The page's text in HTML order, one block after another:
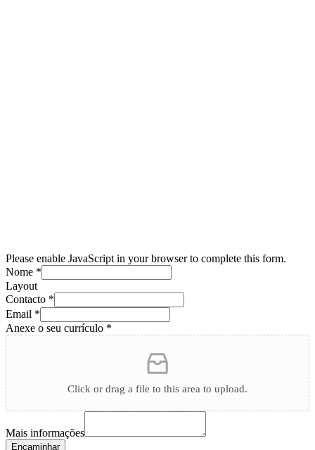
Please enable JavaScript in your browser to complete this form.
Nome *
Layout
Contacto *
Email *
Anexe o seu currículo *
Click or drag a file to this area to upload.
Mais informações
Encaminhar